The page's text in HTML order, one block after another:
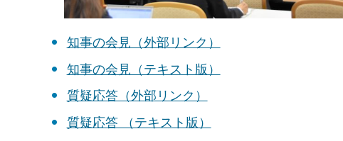
知事の会見（外部リンク）
知事の会見（テキスト版）
質疑応答（外部リンク）
質疑応答 （テキスト版）